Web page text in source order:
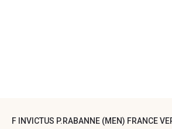
F INVICTUS P.RABANNE (MEN) FRANCE